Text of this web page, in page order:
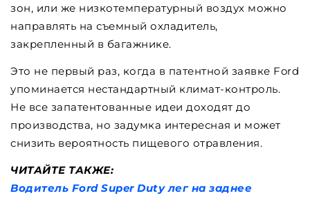
зон, или же низкотемпературный воздух можно
направлять на съемный охладитель,
закрепленный в багажнике.
Это не первый раз, когда в патентной заявке Ford
упоминается нестандартный климат-контроль.
Не все запатентованные идеи доходят до
производства, но задумка интересная и может
снизить вероятность пищевого отравления.
ЧИТАЙТЕ ТАКЖЕ:
Водитель Ford Super Duty лег на заднее